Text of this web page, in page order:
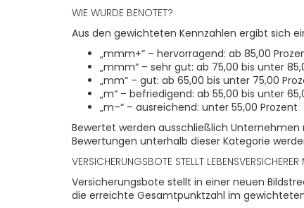
WIE WURDE BENOTET?
Aus den gewichteten Kennzahlen ergibt sich
„mmm+“ – hervorragend: ab 85,00
„mmm“ – sehr gut: ab 75,00 bis unter
„mm“ – gut: ab 65,00 bis unter 75,00
„m“ – befriedigend: ab 55,00 bis unter
„m–“ – ausreichend: unter 55,00 Prozent
Bewertet werden ausschließlich
Bewertungen unterhalb dieser Kategorie
VERSICHERUNGSBOTE STELLT
Versicherungsbote stellt in einer neuen
die erreichte Gesamtpunktzahl im